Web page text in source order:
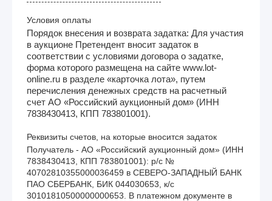
Условия оплаты
Порядок внесения и возврата задатка: Для участия
в аукционе Претендент вносит задаток в
соответствии с условиями договора о задатке,
форма которого размещена на сайте www.lot-
online.ru в разделе «карточка лота», путем
перечисления денежных средств на расчетный
счет АО «Российский аукционный дом» (ИНН
7838430413, КПП 783801001).
Реквизиты счетов, на которые вносится задаток
Получатель - АО «Российский аукционный дом» (ИНН
7838430413, КПП 783801001): р/с №
40702810355000036459 в СЕВЕРО-ЗАПАДНЫЙ БАНК
ПАО СБЕРБАНК, БИК 044030653, к/с
30101810500000000653. В платежном документе в